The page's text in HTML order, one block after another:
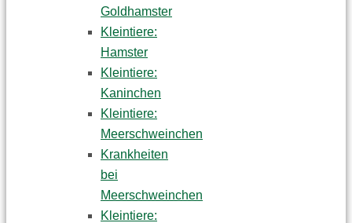
Goldhamster
Kleintiere:
Hamster
Kleintiere:
Kaninchen
Kleintiere:
Meerschweinchen
Krankheiten
bei
Meerschweinchen
Kleintiere: